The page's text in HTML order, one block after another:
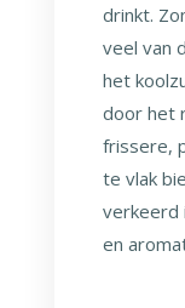
drinkt.
veel van
het
door het
frissere,
te vlak
verkeerd
en